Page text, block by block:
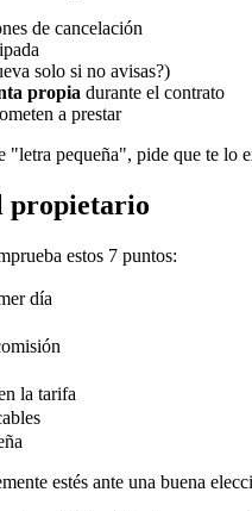
de cancelación
solo si no avisas?)
propia durante el contrato
a prestar
"letra pequeña", pide que te
propietario
estos 7 puntos:
día
la tarifa
estés ante una buena